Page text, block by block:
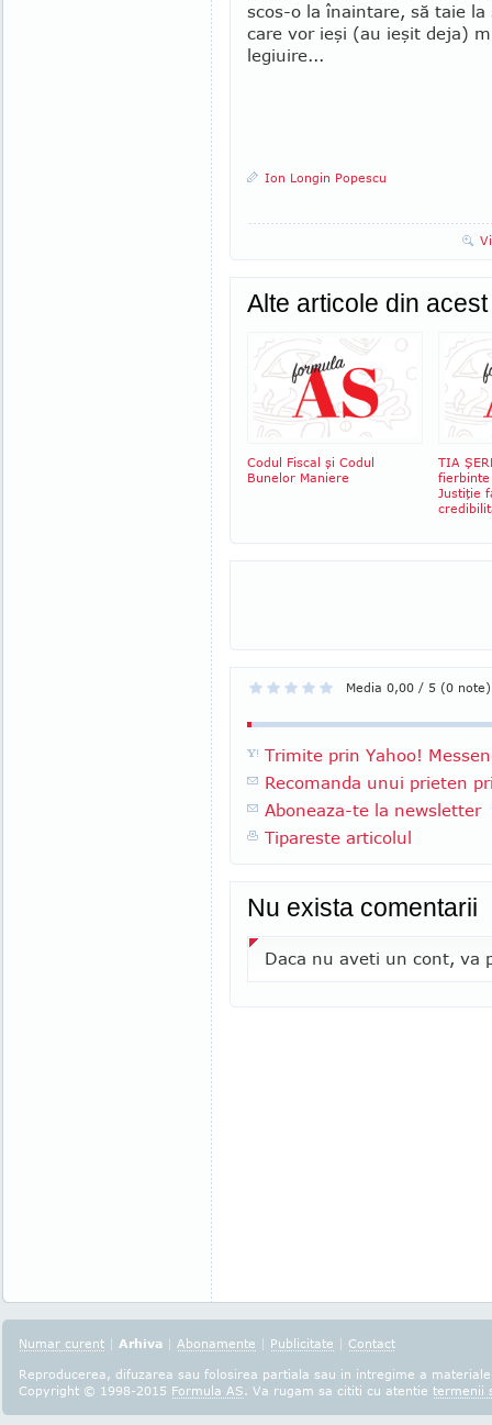
scos-o la înaintare, să taie
care vor ieşi (au ieşit deja)
legiuire...
Ion Longin Popescu
Alte articole din
Codul Fiscal şi Codul
Bunelor Maniere
TIA
Justiţie
Media 0,00 / 5 (0 note)
Trimite prin Yahoo!
Recomanda unui prieten
Aboneaza-te la newsletter
Tipareste articolul
Nu exista comentarii
Daca nu aveti un cont, va
Numar curent | Arhiva | Abonamente | Publicitate | Contact
Reproducerea, difuzarea sau folosirea partiala sau in intregime a
Copyright © 1998-2015 Formula AS. Va rugam sa cititi cu atentie termenii